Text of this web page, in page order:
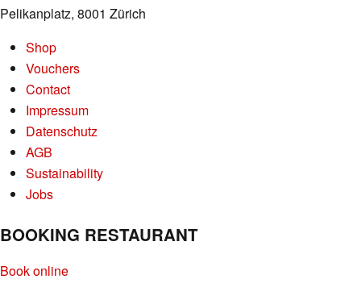
Pelikanplatz, 8001 Zürich
Shop
Vouchers
Contact
Impressum
Datenschutz
AGB
Sustainability
Jobs
BOOKING RESTAURANT
Book online